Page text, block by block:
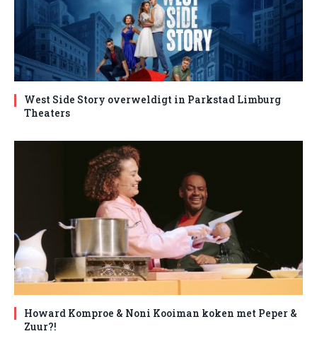
West Side Story overweldigt in Parkstad Limburg
Theaters
Howard Komproe & Noni Kooiman koken met Peper &
Zuur?!